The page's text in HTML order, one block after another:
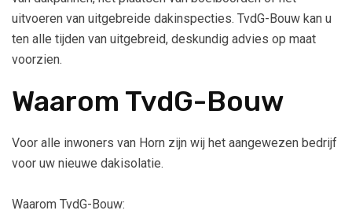
uitvoeren van uitgebreide dakinspecties. TvdG-Bouw kan u
ten alle tijden van uitgebreid, deskundig advies op maat
voorzien.
Waarom TvdG-Bouw
Voor alle inwoners van Horn zijn wij het aangewezen bedrijf
voor uw nieuwe dakisolatie.
Waarom TvdG-Bouw: